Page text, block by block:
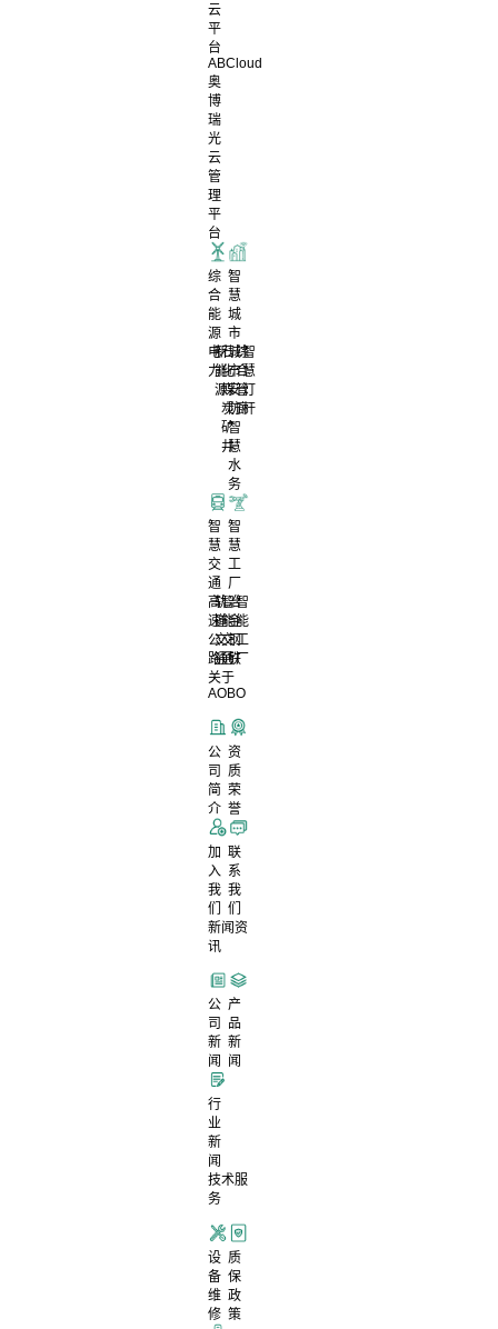
云
平
台
ABCloud
奥
博
瑞
光
云
管
理
平
台
综
合
能
源
电
力
新
能
源
石
化
煤
炭
矿
井
智
慧
城
市
城
市
安
防
综
合
管
廊
智
慧
灯
杆
智
慧
水
务
智
慧
交
通
高
速
公
路
轨
道
交
通
智
能
交
通
智
慧
工
厂
冶
金
钢
铁
智
能
工
厂
关于
AOBO
公
司
简
介
资
质
荣
誉
加
入
我
们
联
系
我
们
新闻资
讯
公
司
新
闻
产
品
新
闻
行
业
新
闻
技术服
务
设
备
维
修
质
保
政
策